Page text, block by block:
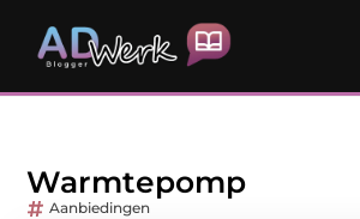
Warmtepomp
Aanbiedingen